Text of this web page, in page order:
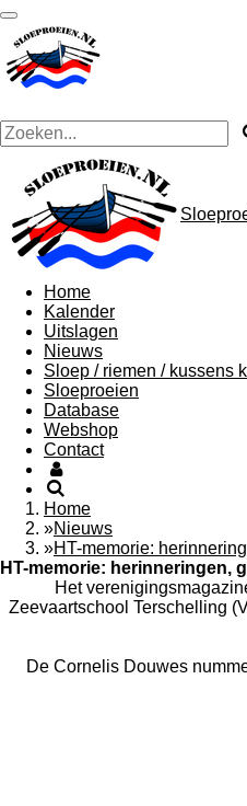
Ga
direct
naar
de
Home
Kalender
Uitslagen
Nieuws
Sloep / riemen / kussens
Sloeproeien
Database
Webshop
Contact
Home
»Nieuws
»HT-memorie:
HT-memorie: herinneringen,
Het
Zeevaartschool Terschelling
De Cornelis Douwes